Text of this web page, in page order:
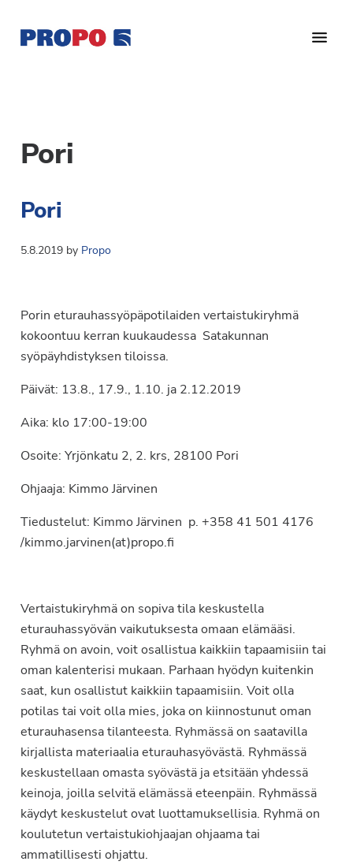
pääsisältöön
alatunnisteeseen
Suomen
eturauhassyöpäyhdistys
Ry
potilasjärjestö,
joka
perustettu
1997.
Suomen
Syöpäyhdistyksen
jäsenjärjestö.
Pori
Pori
5.8.2019by Propo
Porin eturauhassyöpäpotilaiden vertaistukiryhmä
kokoontuu kerran kuukaudessa Satakunnan
syöpäyhdistyksen tiloissa.
Päivät: 13.8., 17.9., 1.10. ja 2.12.2019
Aika: klo 17:00-19:00
Osoite: Yrjönkatu 2, 2. krs, 28100 Pori
Ohjaaja: Kimmo Järvinen
Tiedustelut: Kimmo Järvinen p. +358 41 501 4176
/kimmo.jarvinen(at)propo.fi
Vertaistukiryhmä on sopiva tila keskustella
eturauhassyövän vaikutuksesta omaan elämääsi.
Ryhmä on avoin, voit osallistua kaikkiin tapaamisiin tai
oman kalenterisi mukaan. Parhaan hyödyn kuitenkin
saat, kun osallistut kaikkiin tapaamisiin. Voit olla
potilas tai voit olla mies, joka on kiinnostunut oman
eturauhasensa tilanteesta. Ryhmässä on saatavilla
kirjallista materiaalia eturauhasyövästä. Ryhmässä
keskustellaan omasta syövästä ja etsitään yhdessä
keinoja, joilla selvitä elämässä eteenpäin. Ryhmässä
käydyt keskustelut ovat luottamuksellisia. Ryhmä on
koulutetun vertaistukiohjaajan ohjaama tai
ammatillisesti ohjattu.